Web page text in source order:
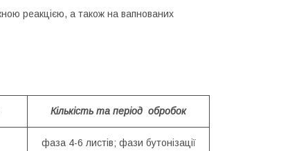
реакцією, а також на вапнованих
Кількість та період обробок
фаза 4-6 листів; фази бутонізації